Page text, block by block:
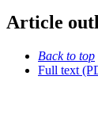
Article
Back to top
Full text